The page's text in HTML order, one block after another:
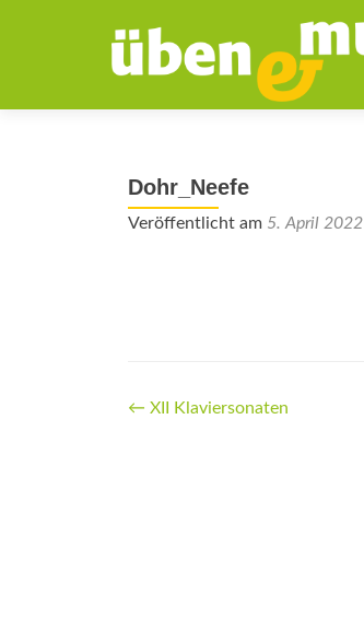
Dohr_Neefe
Veröffentlicht am 5. April 2022
Beitrags-
← XII Klaviersonaten